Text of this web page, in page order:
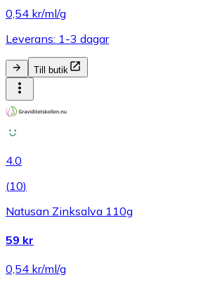
0,54 kr/ml/g
Leverans: 1-3 dagar
Till butik
4.0
(10)
Natusan Zinksalva 110g
59 kr
0,54 kr/ml/g